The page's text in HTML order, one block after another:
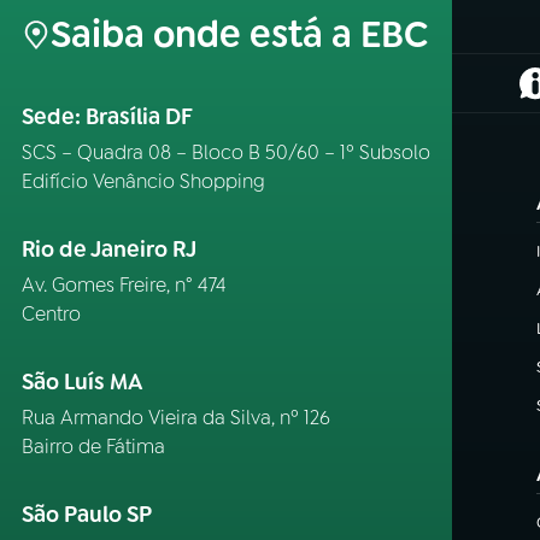
Saiba onde está a EBC
Sede: Brasília DF
SCS – Quadra 08 – Bloco B 50/60 – 1º Subsolo
Edifício Venâncio Shopping
Rio de Janeiro RJ
Av. Gomes Freire, n° 474
Centro
São Luís MA
Rua Armando Vieira da Silva, nº 126
Bairro de Fátima
São Paulo SP